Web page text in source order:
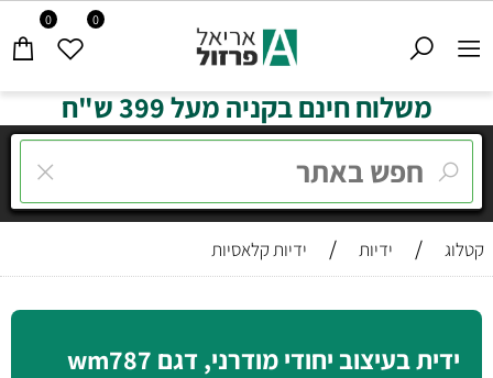
0 0
משלוח חינם בקניה מעל 399 ש"ח
קטלוג / ידיות / ידיות קלאסיות
ידית בעיצוב יחודי מודרני, דגם wm787